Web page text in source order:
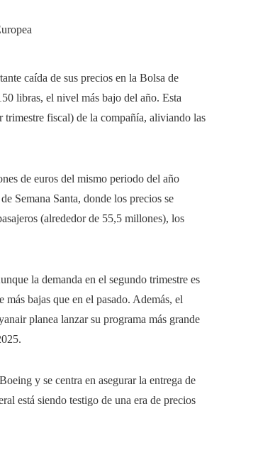
caída de sus precios en la Bolsa de
libras, el nivel más bajo del año. Esta
trimestre fiscal) de la compañía, aliviando las
de euros del mismo periodo del año
Semana Santa, donde los precios se
(alrededor de 55,5 millones), los
la demanda en el segundo trimestre es
bajas que en el pasado. Además, el
planea lanzar su programa más grande
y se centra en asegurar la entrega de
está siendo testigo de una era de precios